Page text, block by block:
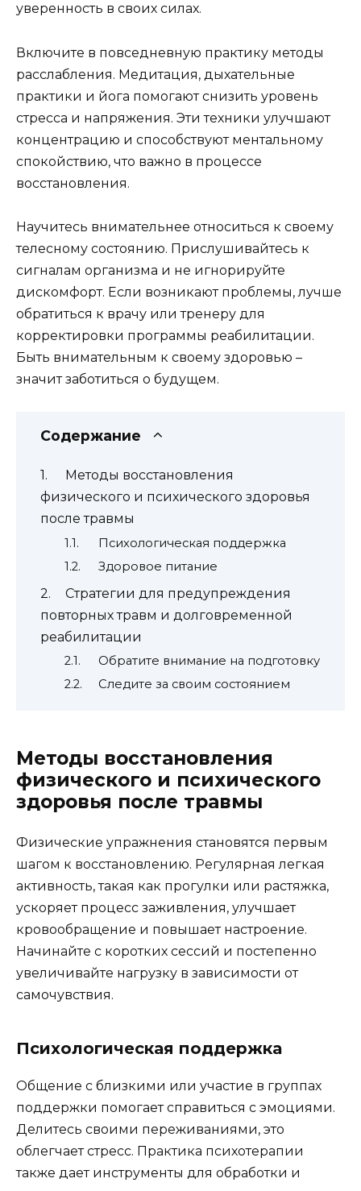
уверенность в своих силах.
Включите в повседневную практику методы
расслабления. Медитация, дыхательные
практики и йога помогают снизить уровень
стресса и напряжения. Эти техники улучшают
концентрацию и способствуют ментальному
спокойствию, что важно в процессе
восстановления.
Научитесь внимательнее относиться к своему
телесному состоянию. Прислушивайтесь к
сигналам организма и не игнорируйте
дискомфорт. Если возникают проблемы, лучше
обратиться к врачу или тренеру для
корректировки программы реабилитации.
Быть внимательным к своему здоровью –
значит заботиться о будущем.
Содержание
Методы восстановления
физического и психического здоровья
после травмы
Психологическая поддержка
Здоровое питание
Стратегии для предупреждения
повторных травм и долговременной
реабилитации
Обратите внимание на подготовку
Следите за своим состоянием
Методы восстановления
физического и психического
здоровья после травмы
Физические упражнения становятся первым
шагом к восстановлению. Регулярная легкая
активность, такая как прогулки или растяжка,
ускоряет процесс заживления, улучшает
кровообращение и повышает настроение.
Начинайте с коротких сессий и постепенно
увеличивайте нагрузку в зависимости от
самочувствия.
Психологическая поддержка
Общение с близкими или участие в группах
поддержки помогает справиться с эмоциями.
Делитесь своими переживаниями, это
облегчает стресс. Практика психотерапии
также дает инструменты для обработки и